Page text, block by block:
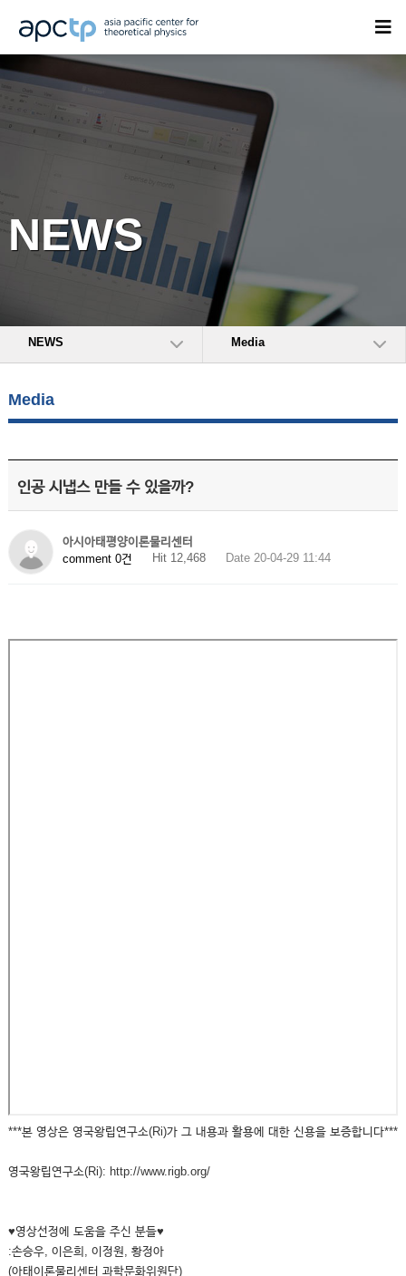
NEWS
NEWS Media
Media
인공 시냅스 만들 수 있을까?
아시아태평양이론물리센터
comment 0건
Hit 12,468 Date 20-04-29 11:44
***본 영상은 영국왕립연구소(Ri)가 그 내용과 활용에 대한 신용을 보증합니다***
영국왕립연구소(Ri): http://www.rigb.org/
♥영상선정에 도움을 주신 분들♥
:손승우, 이은희, 이정원, 황정아
(아태이론물리센터 과학문화위원단)